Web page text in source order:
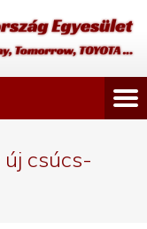
csúcs-